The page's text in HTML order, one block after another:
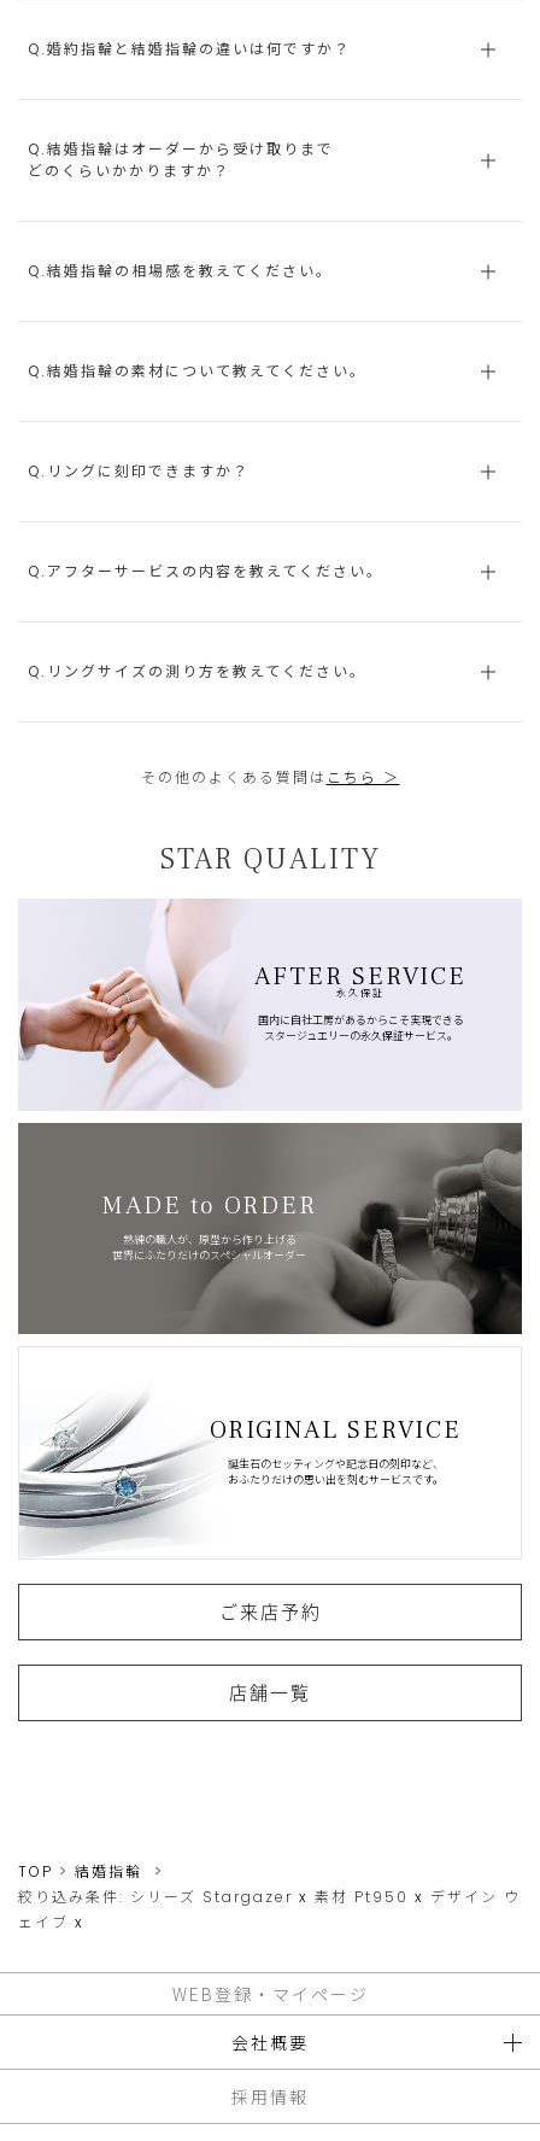
Q.婚約指輪と結婚指輪の違いは何ですか？
Q.結婚指輪はオーダーから受け取りまで
どのくらいかかりますか？
Q.結婚指輪の相場感を教えてください。
Q.結婚指輪の素材について教えてください。
Q.リングに刻印できますか？
Q.アフターサービスの内容を教えてください。
Q.リングサイズの測り方を教えてください。
その他のよくある質問は こちら ＞
STAR QUALITY
AFTER SERVICE
永久保証
国内に自社工房があるからこそ実現できる
スタージュエリーの永久保証サービス。
MADE to ORDER
熟練の職人が、原型から作り上げる
世界にふたりだけのスペシャルオーダー
ORIGINAL SERVICE
誕生石のセッティングや記念日の刻印など、
おふたりだけの思い出を刻むサービスです。
ご来店予約
店舗一覧
TOP
結婚指輪
絞り込み条件: シリーズ Stargazer x 素材 Pt950 x デザイン ウ
ェイブ x
WEB登録・マイページ
会社概要
採用情報